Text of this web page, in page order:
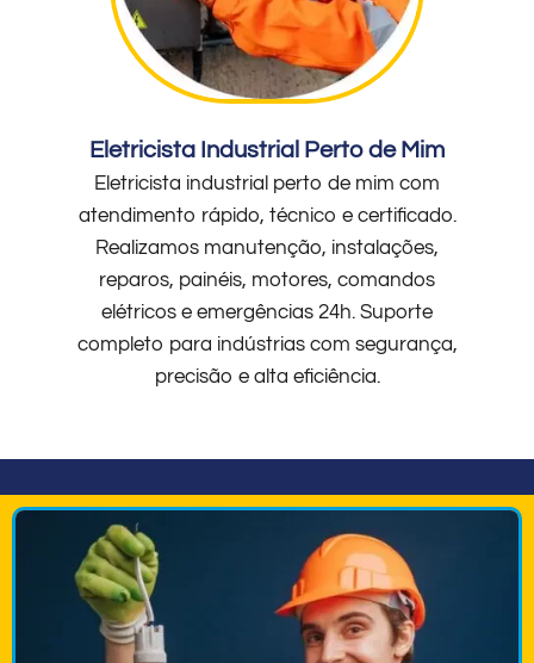
Eletricista Industrial Perto de Mim
Eletricista industrial perto de mim com
atendimento rápido, técnico e certificado.
Realizamos manutenção, instalações,
reparos, painéis, motores, comandos
elétricos e emergências 24h. Suporte
completo para indústrias com segurança,
precisão e alta eficiência.